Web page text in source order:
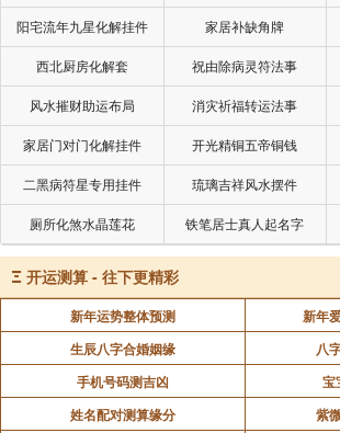
塑绘：雕刻寺庙绘画雕刻神像或
畋猎：打猎或捕捉禽兽
习艺：学习特殊技艺，行拜师礼
阳宅流年九星化解挂件 家居补缺角牌
西北厨房化解套 祝由除病灵符法事
风水摧财助运布局 消灾祈福转运法事
家居门对门化解挂件 开光精铜五帝铜钱
二黑病符星专用挂件 琉璃吉祥风水摆件
厕所化煞水晶莲花 铁笔居士真人起名字
Ξ 开运测算 - 往下更精彩
新年运势整体预测
新年
生辰八字合婚姻缘
八
手机号码测吉凶
宝
姓名配对测算缘分
紫